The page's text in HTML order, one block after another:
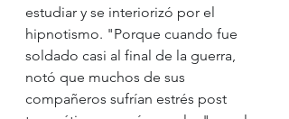
estudiar y se interiorizó por el
hipnotismo. "Porque cuando fue
soldado casi al final de la guerra,
notó que muchos de sus
compañeros sufrían estrés post